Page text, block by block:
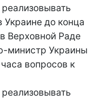
до конца
Верховной Раде
министр Украины
вопросов к